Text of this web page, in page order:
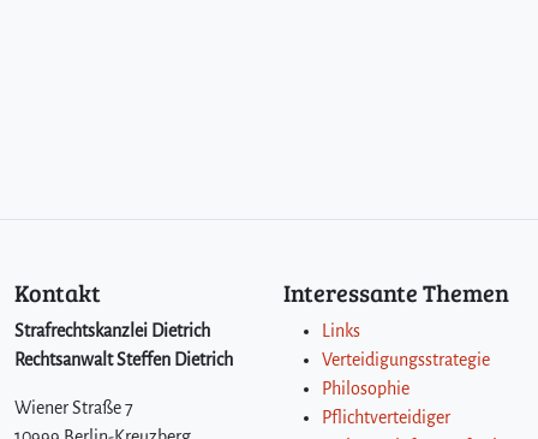
Kontakt
Strafrechtskanzlei Dietrich
Rechtsanwalt Steffen Dietrich
Wiener Straße 7
Interessante Themen
Links
Verteidigungsstrategie
Philosophie
Pflichtverteidiger